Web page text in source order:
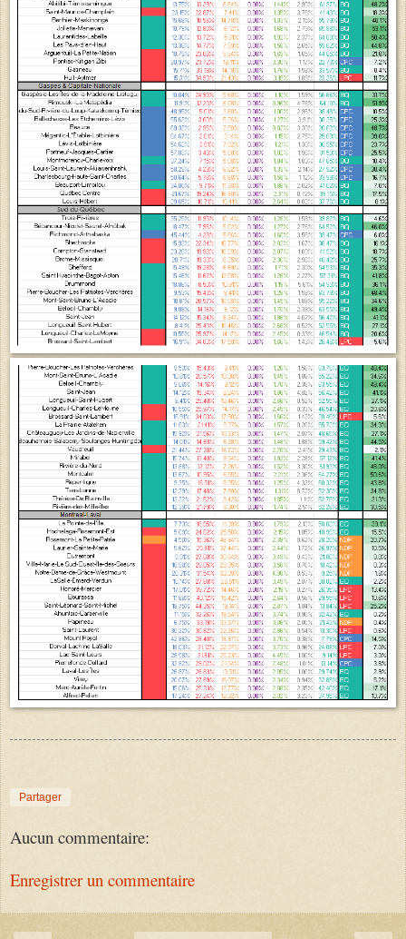
Partager
Aucun commentaire:
Enregistrer un commentaire